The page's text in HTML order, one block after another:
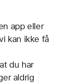
app eller
kan ikke få
du har
aldrig